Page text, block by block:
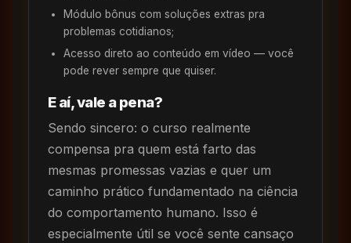
Módulo bônus com soluções extras pra
problemas cotidianos;
Acesso direto ao conteúdo em vídeo — você
pode rever sempre que quiser.
E aí, vale a pena?
Sendo sincero: o curso realmente
compensa pra quem está farto das
mesmas promessas vazias e quer um
caminho prático fundamentado na ciência
do comportamento humano. Isso é
especialmente útil se você sente cansaço